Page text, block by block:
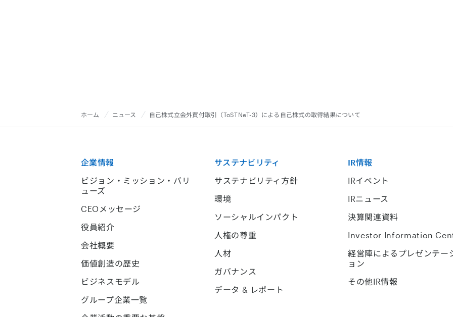
ホーム ニュース 自己株式立会外買付取引（ToSTNeT-3）による自己株式の取得結果について
企業情報
ビジョン・ミッション・バリ
ューズ
CEOメッセージ
役員紹介
会社概要
価値創造の歴史
ビジネスモデル
グループ企業一覧
サステナビリティ
サステナビリティ方針
環境
ソーシャルインパクト
人権の尊重
人材
ガバナンス
データ & レポート
IR情報
IRイベント
IRニュース
決算関連資料
Investor Information
経営陣によるプレゼンテー
ョン
その他IR情報